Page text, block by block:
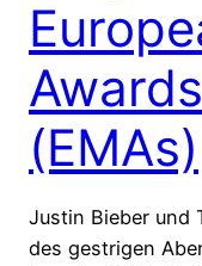
(EMAs)
Justin Bieber und
des gestrigen